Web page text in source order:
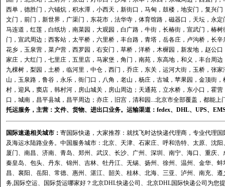
西单，德胜门，六铺炕，积水潭，小西天，新街口，马甸，鼓楼，地安门，复兴
文门，前门，新世界，广渠门，东花市，法华寺，体育馆路，磁器口，天坛，永
马连道，红莲，白纸坊，南菜园，大观园，白广路，牛街，长椿街，宣武门，椿
门，宣武周边；西客站，太平桥，六里桥，丰台路，青塔，岳各庄，卢沟桥，长
花乡，玉泉营，菜户营，西罗园，右安门，草桥，洋桥，木樨园，新发地，赵公
家庄，大红门，七里庄，五里店，马家堡，角门，南苑，东高地，和义，丰台周
九棵树，梨园，土桥，临河里，中仓，西门，乔庄，东关，运河大街，玉桥，张
山，玉泉路，鲁谷，永乐，衙门口，八角，老山，杨庄，古城，苹果园，金顶街
村，迎风，窦店，韩村河，房山城关，房山周边；天通苑，立水桥，东小口，霍
口，城南，昌平县城，昌平周边；亦庄，旧宫，清和园...北京市全部覆盖，都能上
托运服务，主营：文件、货物、进出口业务。运输渠道： fedex、 DHL、 UPS、
国际速递相关城市： 寄国际快递，大家推荐：就找飞时达快递代理商，专业代理
及海运水陆路业务。中国服务城市：北京、天津、石家庄、呼和浩特、太原、沈
厦门、南昌、济南、青岛、郑州、武汉、长沙、广州、深圳、南宁、海口、重庆
秦皇岛、包头、丹东、锦州、吉林、牡丹江、无锡、扬州、徐州、温州、金华、
昌、襄阳、岳阳、常德、惠州、湛江、韶关、桂林、北海、三亚、泸州、南充、
务,国际空运、国际货运哪家好？北京DHL快递公司、北京DHL国际快递公司为